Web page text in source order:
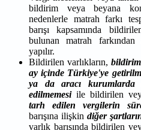
bildirim veya beyana
nedenlerle matrah farkı
barışı kapsamında
bulunan matrah
yapılır.
Bildirilen varlıkların,
ay içinde Türkiye'ye
ya da aracı kurumlarda
edilmemesiile bildirilen
tarh edilen vergilerin
barışına ilişkin diğer
varlık barışında bildirilen